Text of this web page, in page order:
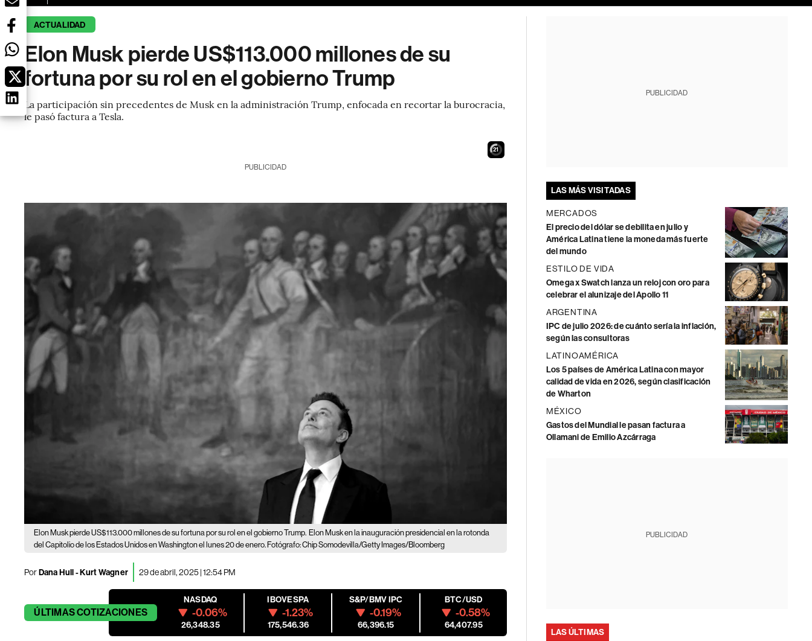
ACTUALIDAD
Elon Musk pierde US$113.000 millones de su
fortuna por su rol en el gobierno Trump
La participación sin precedentes de Musk en la administración Trump, enfocada en recortar la burocracia,
le pasó factura a Tesla.
20
PUBLICIDAD
Elon Musk pierde US$113.000 millones de su fortuna por su rol en el gobierno Trump. Elon Musk en la inauguración presidencial en la rotonda
del Capitolio de los Estados Unidos en Washington el lunes 20 de enero. Fotógrafo: Chip Somodevilla/Getty Images/Bloomberg
PorDana Hull - Kurt Wagner 29 de abril, 2025 | 12:54 PM
ÚLTIMASCOTIZACIONES
NASDAQ
-0.06%
26,348.35
IBOVESPA
-1.23%
175,546.36
S&P/BMV IPC
-0.19%
66,396.15
BTC/USD
-0.58%
64,407.95
PUBLICIDAD
LAS MÁS VISITADAS
MERCADOS
El precio del dólar se debilita en julio y
América Latina tiene la moneda más fuerte
del mundo
ESTILO DE VIDA
Omega x Swatch lanza un reloj con oro para
celebrar el alunizaje del Apollo 11
ARGENTINA
IPC de julio 2026: de cuánto sería la inflación,
según las consultoras
LATINOAMÉRICA
Los 5 países de América Latina con mayor
calidad de vida en 2026, según clasificación
de Wharton
MÉXICO
Gastos del Mundial le pasan factura a
Ollamani de Emilio Azcárraga
PUBLICIDAD
LAS ÚLTIMAS